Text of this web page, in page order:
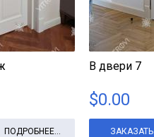
ПОДРОБНЕЕ...
В двери 7
$0.00
ЗАКАЗАТЬ